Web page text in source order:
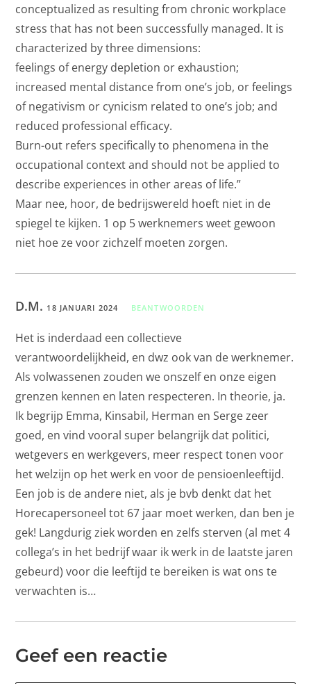
conceptualized as resulting from chronic workplace
stress that has not been successfully managed. It is
characterized by three dimensions:
feelings of energy depletion or exhaustion;
increased mental distance from one’s job, or feelings
of negativism or cynicism related to one’s job; and
reduced professional efficacy.
Burn-out refers specifically to phenomena in the
occupational context and should not be applied to
describe experiences in other areas of life.”
Maar nee, hoor, de bedrijswereld hoeft niet in de
spiegel te kijken. 1 op 5 werknemers weet gewoon
niet hoe ze voor zichzelf moeten zorgen.
D.M. 18 JANUARI 2024 BEANTWOORDEN
Het is inderdaad een collectieve
verantwoordelijkheid, en dwz ook van de werknemer.
Als volwassenen zouden we onszelf en onze eigen
grenzen kennen en laten respecteren. In theorie, ja.
Ik begrijp Emma, Kinsabil, Herman en Serge zeer
goed, en vind vooral super belangrijk dat politici,
wetgevers en werkgevers, meer respect tonen voor
het welzijn op het werk en voor de pensioenleeftijd.
Een job is de andere niet, als je bvb denkt dat het
Horecapersoneel tot 67 jaar moet werken, dan ben je
gek! Langdurig ziek worden en zelfs sterven (al met 4
collega’s in het bedrijf waar ik werk in de laatste jaren
gebeurd) voor die leeftijd te bereiken is wat ons te
verwachten is…
Geef een reactie